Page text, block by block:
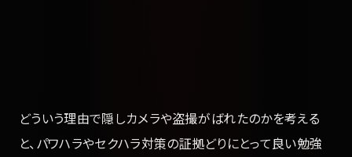
どういう理由で隠しカメラや盗撮がばれたのかを考える
と、パワハラやセクハラ対策の証拠どりにとって良い勉強